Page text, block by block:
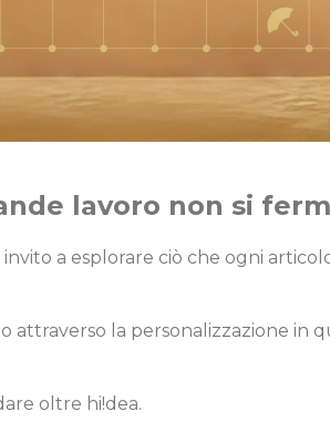
lavoro non si
a esplorare ciò che ogni
la personalizzazione in
oltre hi!dea.